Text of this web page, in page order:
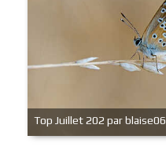
Top Juillet 202 par blaise06